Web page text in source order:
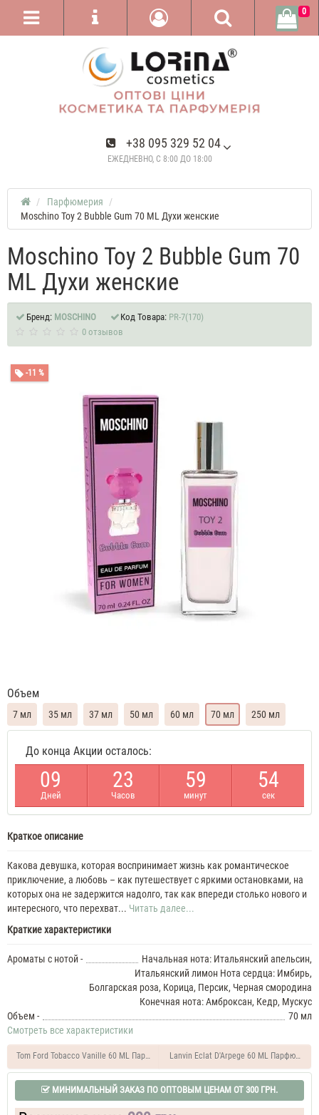
+38 095 329 52 04
ЕЖЕДНЕВНО, С 8:00 ДО 18:00
0
Парфюмерия
Moschino Toy 2 Bubble Gum 70 ML Духи женские
Moschino Toy 2 Bubble Gum 70
ML Духи женские
Бренд: MOSCHINO Код Товара: PR-7(170)
0 отзывов
-11 %
Объем
7 мл 35 мл 37 мл 50 мл 60 мл 70 мл
250 мл
Духи
масляные
MLMoschino
Toy
2
Bubble
35
Духи
2
Bubble
Gum
ML
женские
До конца Акции осталось:
09
Дней
23
Часов
59
минут
54
сек
Краткое описание
Какова девушка, которая воспринимает жизнь как романтическое
приключение, а любовь – как путешествует с яркими остановками, на
которых она не задержится надолго, так как впереди столько нового и
интересного, что перехват... Читать далее...
Краткие характеристики
Ароматы с нотой -
Начальная нота: Итальянский апельсин,
Итальянский лимон Нота сердца: Имбирь,
Болгарская роза, Корица, Персик, Черная смородина
Конечная нота: Амброксан, Кедр, Мускус
Объем -
70 мл
Смотреть все характеристики
Tom Ford Tobacco Vanille 60 ML Парфюм унисексLanvin Eclat D'Arpege 60 ML Парфюм
МИНИМАЛЬНЫЙ ЗАКАЗ ПО ОПТОВЫМ ЦЕНАМ ОТ 300 ГРН.